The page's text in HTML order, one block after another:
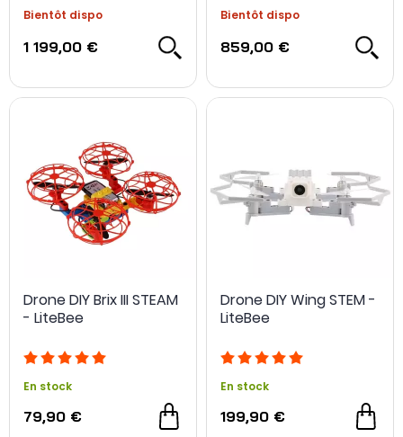
Bientôt dispo
1 199,00 €
NOUVEAU
Bientôt dispo
859,00 €
Drone DIY Brix III STEAM
- LiteBee
En stock
79,90 €
Drone DIY Wing STEM -
LiteBee
En stock
199,90 €